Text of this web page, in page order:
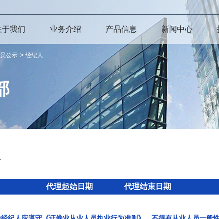
于我们 业务介绍 产品信息 新闻中心
公示 > 经纪人
代理起始日期 代理结束日期